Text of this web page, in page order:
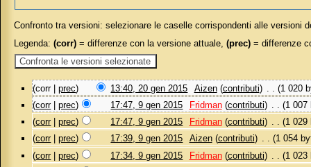
Confronto tra versioni: selezionare le caselle corrispondenti alle versioni
Legenda:(corr) = differenze con la versione attuale,(prec) = differenze
(corr |prec) 13:40, 20 gen 2015 Aizen (contributi)
(1 020
(corr|prec) 17:47, 9 gen 2015 Fridman (contributi)
(1 007
(corr|prec) 17:47, 9 gen 2015 Fridman (contributi) . . (1 029
(corr|prec) 17:39, 9 gen 2015 Aizen (contributi) . . (1 054
(corr|prec) 17:34, 9 gen 2015 Fridman (contributi)
(1 023